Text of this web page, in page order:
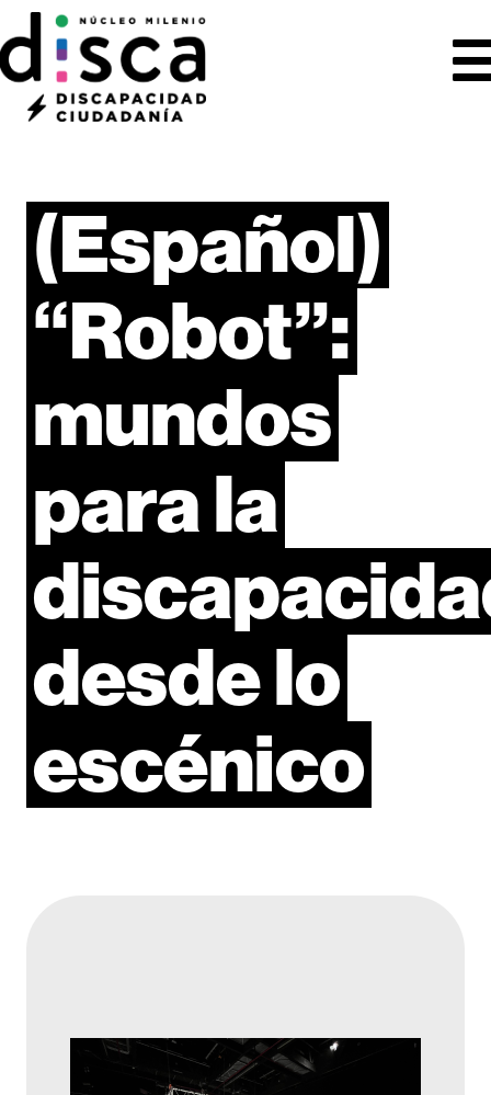
(Español)
“Robot”:
mundos
parala
desdelo
escénico